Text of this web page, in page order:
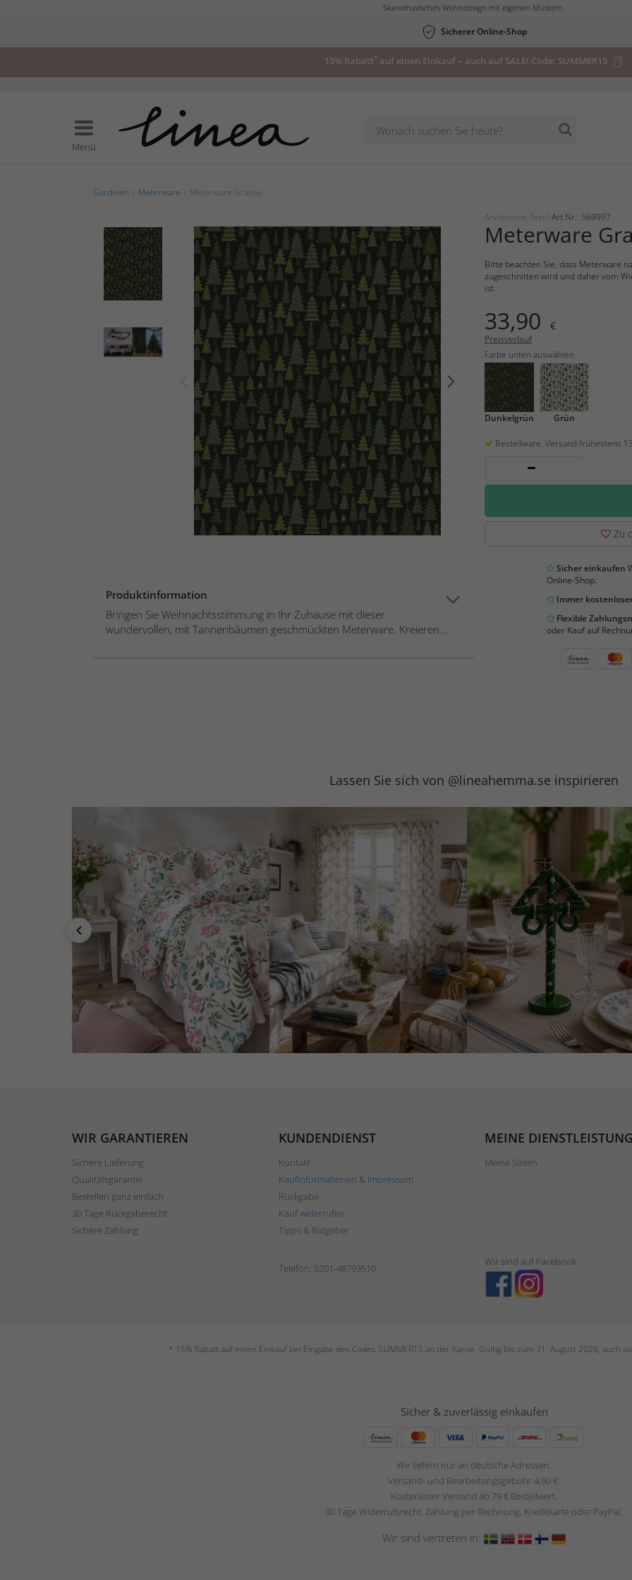
Skandinavisches Wohndesign mit eigenen Mustern.
Sicherer Online-Shop
15% Rabatt* auf einen Einkauf – auch auf SALE! Code: SUMMER15
Menü
Gardinen Meterware > Meterware Granby
Produktinformation
Bringen Sie Weihnachtsstimmung in Ihr Zuhause mit dieser
wundervollen, mit Tannenbäumen geschmückten Meterware. Kreieren...
Arvidssons Textil Art.Nr.: 569997
Meterware
Bitte beachten Sie, dass Meterware
zugeschnitten wird und daher vom
ist.
33,90 €
Preisverlauf
Farbe unten auswählen
Dunkelgrün Grün
Bestellware, Versand frühestens
Zu
Sicher einkaufen
Online-Shop.
Immer
Flexible
oder Kauf auf
Lassen Sie sich von @lineahemma.se inspirieren
WIR GARANTIEREN
Sichere Lieferung
Qualitätsgarantie
Bestellen ganz einfach
30 Tage Rückgaberecht
Sichere Zahlung
KUNDENDIENST
Kontakt
Kaufinformationen & Impressum
Rückgabe
Kauf widerrufen
Tipps & Ratgeber
MEINE
Meine Seiten
Telefon: 0201-48793510
Wir sind auf Facebook
* 15% Rabatt auf einen Einkauf bei Eingabe des Codes SUMMER15 an der Kasse. Gültig bis zum 31. August 2026, auch
Sicher & zuverlässig einkaufen
Wir liefern nur an deutsche Adressen.
Versand- und Bearbeitungsgebühr 4,90 €.
Kostenloser Versand ab 79 € Bestellwert.
30 Tage Widerrufsrecht. Zahlung per Rechnung, Kreditkarte oder PayPal.
Wir sind vertreten in: